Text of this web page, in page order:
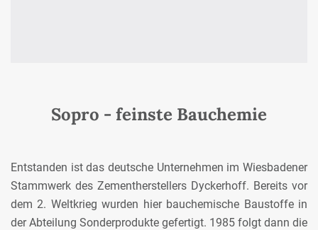
Sopro - feinste Bauchemie
Entstanden ist das deutsche Unternehmen im Wiesbadener
Stammwerk des Zementherstellers Dyckerhoff. Bereits vor
dem 2. Weltkrieg wurden hier bauchemische Baustoffe in
der Abteilung Sonderprodukte gefertigt. 1985 folgt dann die